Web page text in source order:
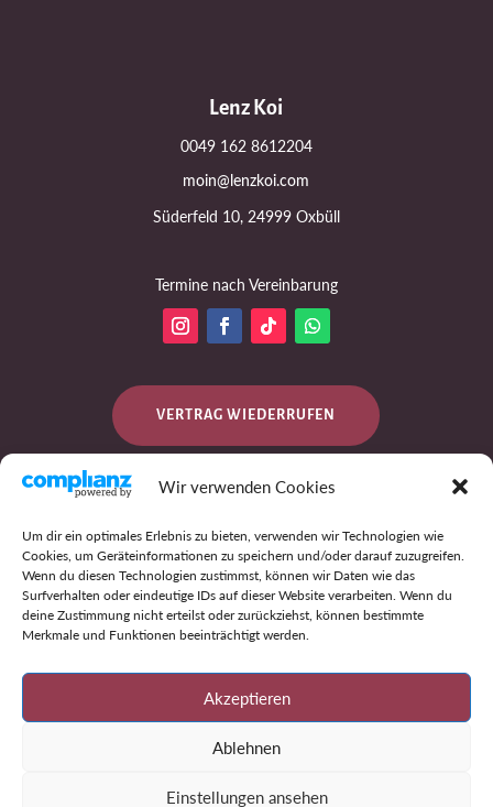
Wir verwenden Cookies
Um dir ein optimales Erlebnis zu bieten, verwenden wir Technologien wie
Cookies, um Geräteinformationen zu speichern und/oder darauf zuzugreifen.
Wenn du diesen Technologien zustimmst, können wir Daten wie das
Surfverhalten oder eindeutige IDs auf dieser Website verarbeiten. Wenn du
deine Zustimmung nicht erteilst oder zurückziehst, können bestimmte
Merkmale und Funktionen beeinträchtigt werden.
Akzeptieren
Ablehnen
Einstellungen ansehen
Lenz Koi
0049 162 8612204
moin@lenzkoi.com
Süderfeld 10, 24999 Oxbüll
Termine nach Vereinbarung
VERTRAG WIEDERRUFEN
IMPRESSUM
AGB